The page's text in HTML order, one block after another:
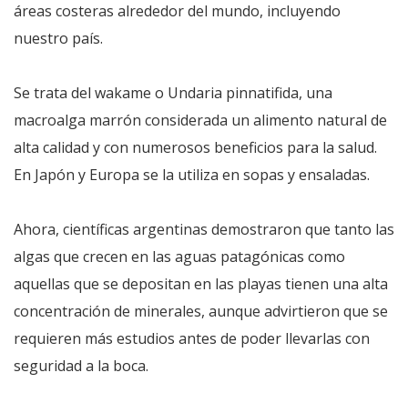
áreas costeras alrededor del mundo, incluyendo
nuestro país.
Se trata del wakame o Undaria pinnatifida, una
macroalga marrón considerada un alimento natural de
alta calidad y con numerosos beneficios para la salud.
En Japón y Europa se la utiliza en sopas y ensaladas.
Ahora, científicas argentinas demostraron que tanto las
algas que crecen en las aguas patagónicas como
aquellas que se depositan en las playas tienen una alta
concentración de minerales, aunque advirtieron que se
requieren más estudios antes de poder llevarlas con
seguridad a la boca.